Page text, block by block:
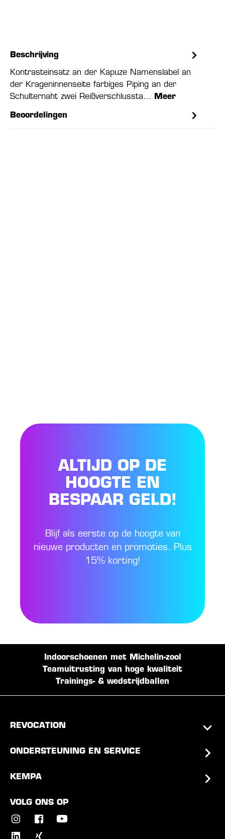
Beschrijving
Kontrasteinsatz an der Kapuze Namenslabel an
der Krageninnenseite farbiges Piping an der
Schulternaht zwei Reißverschlussta…
Meer
Beoordelingen
ALTIJD OP DE
HOOGTE EN
BESPAAR GELD!
Blijf als eerste op de hoogte van
nieuwe producten en promoties. Plus
15% korting!
Indoorschoenen met Michelin-zool
Teamuitrusting van hoge kwaliteit
Trainings- & wedstrijdballen
REVOCATION
ONDERSTEUNING EN SERVICE
KEMPA
VOLG ONS OP